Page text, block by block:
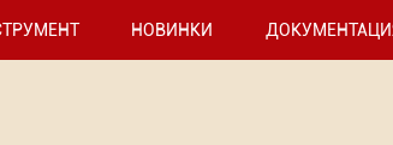
НОВИНКИ